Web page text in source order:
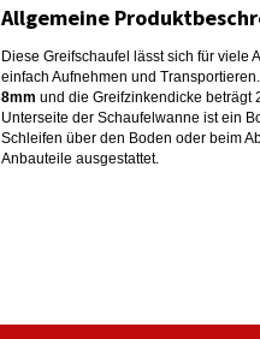
Allgemeine
Diese Greifschaufel lässt sich für viele
einfach Aufnehmen und
8mm und die Greifzinkendicke beträgt
Unterseite der Schaufelwanne ist ein
Schleifen über den Boden oder beim
Anbauteile ausgestattet.